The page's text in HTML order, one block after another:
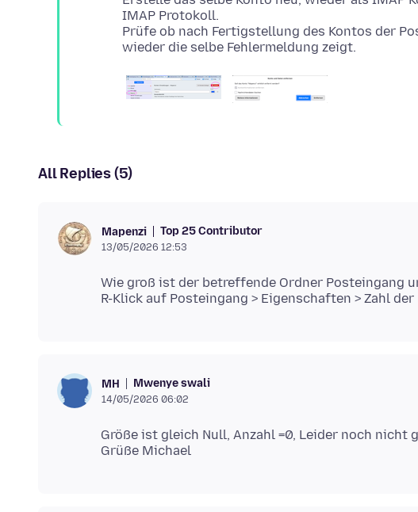
IMAP Protokoll.
Prüfe ob nach Fertigstellung des Kontos der
All Replies (5)
Mapenzi Top 25 Contributor
13/05/2026 12:53
Wie groß ist der betreffende Ordner Posteingang
MH Mwenye swali
14/05/2026 06:02
Größe ist gleich Null, Anzahl =0, Leider noch nicht